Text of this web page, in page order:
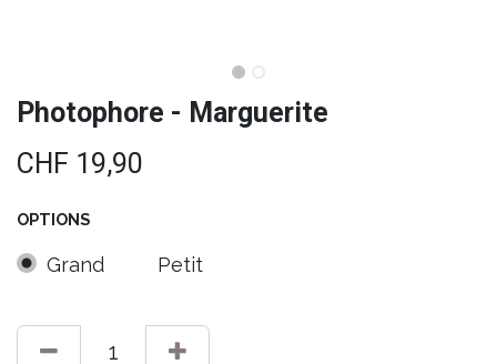
Photophore - Marguerite
CHF 19,90
OPTIONS
Grand Petit